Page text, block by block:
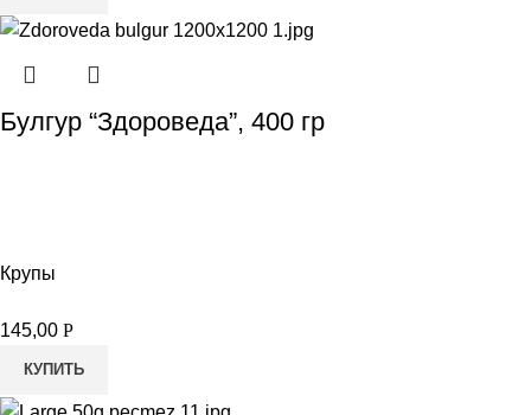
Булгур “Здороведа”, 400 гр
Крупы
145,00 Р
КУПИТЬ